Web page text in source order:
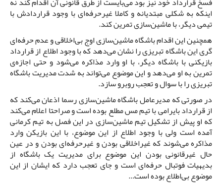
اینکه به شکلی مبتدیانه و کاملا غیرحرفه‌ای با وجود قراردادش با
تیمی دیگر، با ماشین‌سازی تمرین کند.
همچنین این اقدام باشگاه ماشین‌سازی اوج بی‌اخلاقی و عدم حرفه‌ای
گری این باشگاه تبریزی را نشان می‌دهد که با وجود اطلاع از قرارداد
بازیکنی با باشگاه دیگر، با او وارد مذاکره می‌شود و حتی اجازه‌ی
تمرین به او می‌دهد و این موضوع می‌تواند به شدت مدیریت باشگاه
تبریزی را با سوال و تعجب روبرو سازد.
در صورتی که مدیرعامل باشگاه ماشین‌سازی رسما اذعان می‌کند که
از قرارداد بایرامی با تیم مس مطلع بوده است و صراحتا اعلام می‌کند
که او پیش از تشکیل تیم ماشین‌سازی در این فصل به تیم کرمانی
آمده است ولی با وجود اطلاع از این موضوع، با این بازیکن وارد
مذاکره می‌شوند که غیراخلاقی بودن و غیرحرفه‌ای بودن و در عین
حال غیرقانونی بودن این موضوع برای مدیریت یک باشگاه از
بدیهیات فوتبال حرفه‌ای است و جای تعجب دارد که ایشان از این
موضوع بی‌اطلاع بوده است...